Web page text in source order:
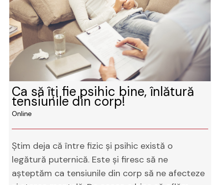
Ca să îți fie psihic bine, înlătură
tensiunile din corp!
Online
Știm deja că între fizic și psihic există o
legătură puternică. Este și firesc să ne
așteptăm ca tensiunile din corp să ne afecteze